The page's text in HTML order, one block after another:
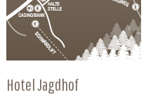
Hotel Jagdhof